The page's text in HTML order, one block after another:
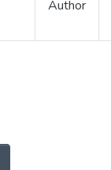
Author